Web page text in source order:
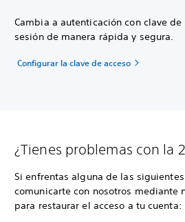
Cambia a autenticación con clave
sesión de manera rápida y segura.
Configurar la clave de acceso
¿Tienes problemas con la
Si enfrentas alguna de las
comunicarte con nosotros mediante
para restaurar el acceso a tu cuenta: